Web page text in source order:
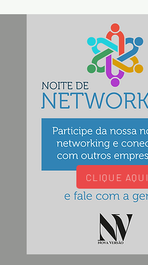
CLIQUE AQUI